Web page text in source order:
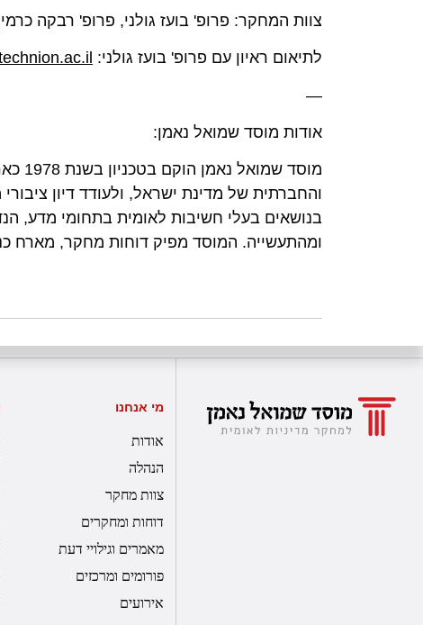
צוות המחקר: פרופ' בועז גולני, פרופ' רבקה
לתיאום ראיון עם פרופ' בועז גולני:
—
אודות מוסד שמואל נאמן:
והחברתית של מדינת ישראל, ולעודד דיון
בנושאים בעלי חשיבות לאומית בתחומי מדע,
ומהתעשייה. המוסד מפיק דוחות מחקר, מארח
מי אנחנו
אודות
הנהלה
צוות מחקר
דוחות ומחקרים
מאמרים וגילויי דעת
פורומים ומרכזים
אירועים